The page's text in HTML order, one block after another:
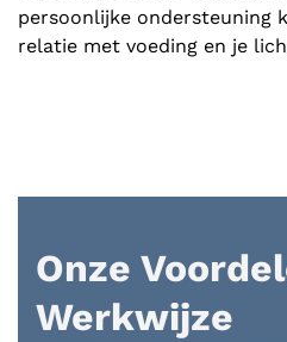
persoonlijke ondersteuning
relatie met voeding en je
Onze
Werkwijze